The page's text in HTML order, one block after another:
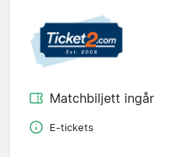
Matchbiljett ingår
E-tickets